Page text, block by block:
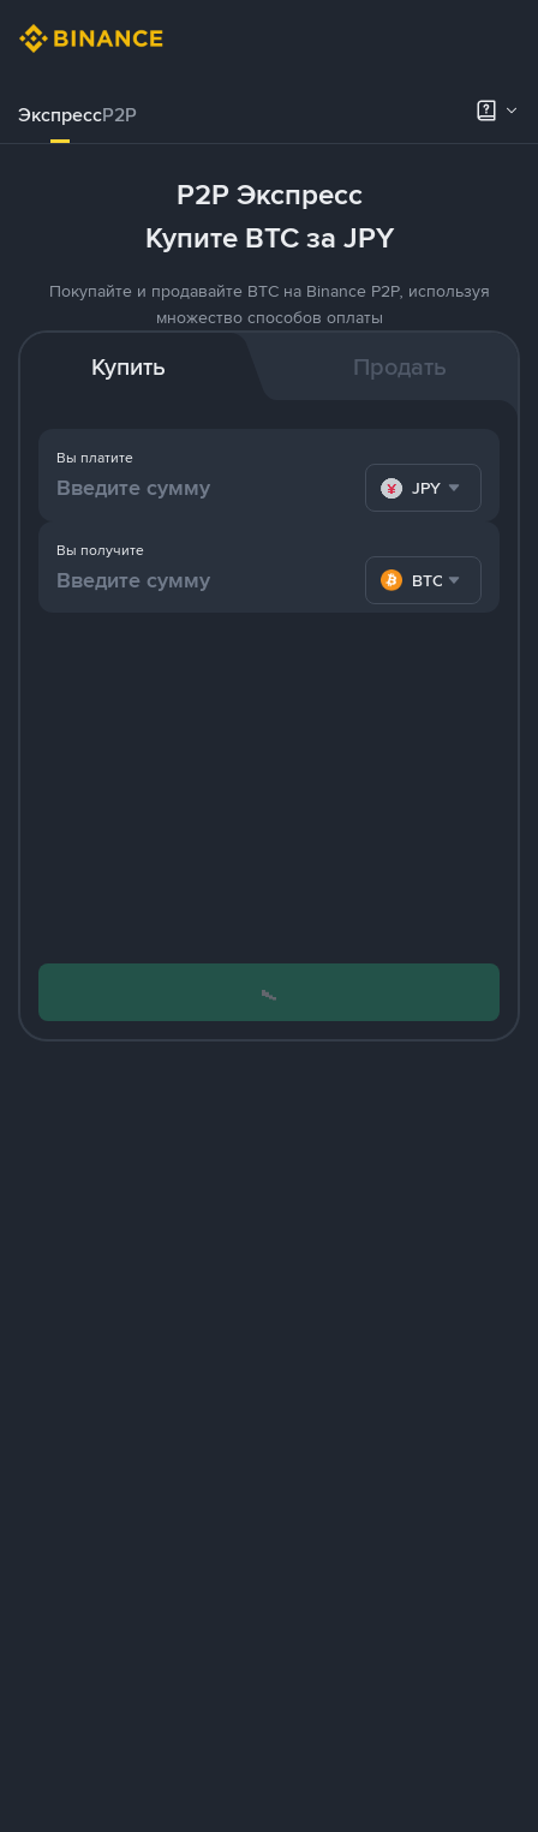
ЭкспрессP2P
P2P Экспресс
Купите BTC за JPY
Покупайте и продавайте BTC на Binance P2P, используя
множество способов оплаты
Купить Продать
Вы платите
JPY
Вы получите
BTC